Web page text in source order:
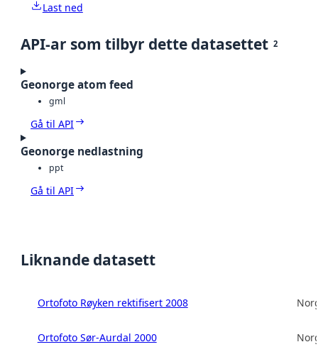
Last ned
API-ar som tilbyr dette datasettet 2
Geonorge atom feed
gml
Gå til API
Geonorge nedlastning
ppt
Gå til API
Liknande datasett
Ortofoto Røyken rektifisert 2008
Ortofoto Sør-Aurdal 2000